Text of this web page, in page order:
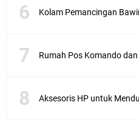
Aksesoris HP untuk